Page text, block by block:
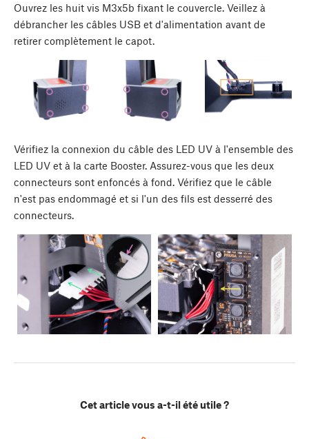
Ouvrez les huit vis M3x5b fixant le couvercle. Veillez à
débrancher les câbles USB et d'alimentation avant de
retirer complètement le capot.
Vérifiez la connexion du câble des LED UV à l'ensemble des
LED UV et à la carte Booster. Assurez-vous que les deux
connecteurs sont enfoncés à fond. Vérifiez que le câble
n'est pas endommagé et si l'un des fils est desserré des
connecteurs.
Cet article vous a-t-il été utile ?